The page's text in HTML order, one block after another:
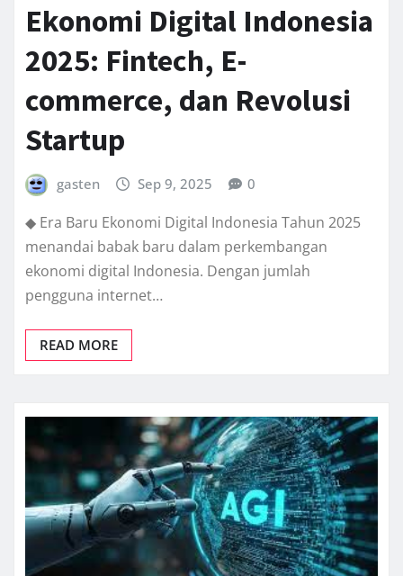
Ekonomi Digital Indonesia
2025: Fintech, E-
commerce, dan Revolusi
Startup
gasten Sep 9, 2025 0
◆ Era Baru Ekonomi Digital Indonesia Tahun 2025
menandai babak baru dalam perkembangan
ekonomi digital Indonesia. Dengan jumlah
pengguna internet…
READ MORE